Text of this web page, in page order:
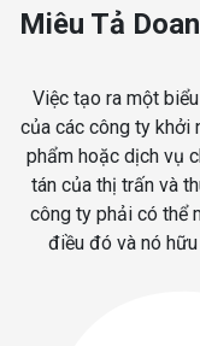
Miêu Tả
Việc tạo ra một
của các công ty khởi
phẩm hoặc dịch vụ
tán của thị trấn và
công ty phải có thể
điều đó và nó